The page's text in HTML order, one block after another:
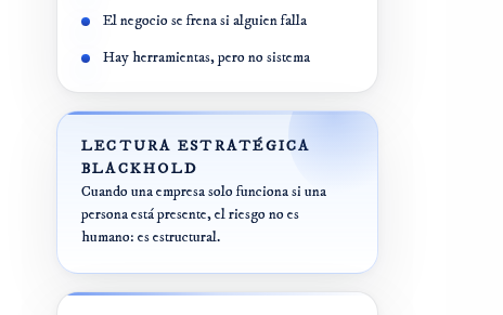
Formación en IA
SISTEMAS
Auditoría
tecnológica
CRM +
Automatizaciones
Auditoría 360º
WooCommerce
El negocio se frena si alguien falla
Hay herramientas, pero no sistema
LECTURA ESTRATÉGICA
BLACKHOLD
Cuando una empresa solo funciona si una
persona está presente, el riesgo no es
humano: es estructural.